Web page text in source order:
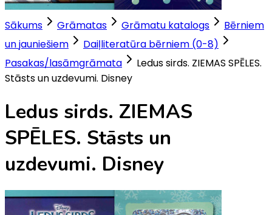
Sākums Grāmatas Grāmatu katalogs
Bērniem
un jauniešiem
Daiļliteratūra bērniem (0-8)
Pasakas/lasāmgrāmata
Ledus sirds. ZIEMAS SPĒLES.
Stāsts un uzdevumi. Disney
Ledus sirds. ZIEMAS
SPĒLES. Stāsts un
uzdevumi. Disney